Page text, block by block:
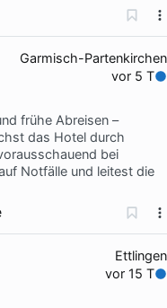
Garmisch-Partenkirchen
vor 5 T
frühe Abreisen –
das Hotel durch
bei
Notfälle und leitest die
Ettlingen
vor 15 T